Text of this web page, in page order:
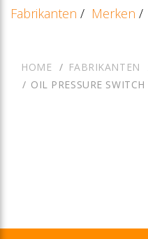
Fabrikanten / Merken /
HOME FABRIKANTEN
OIL PRESSURE SWITCH